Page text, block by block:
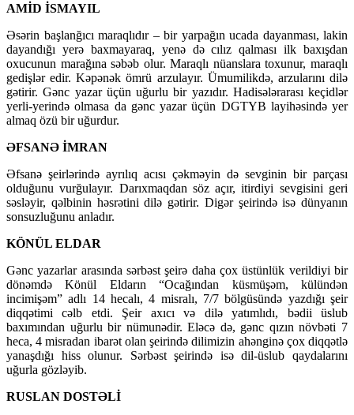
AMİD İSMAYIL
Əsərin başlanğıcı maraqlıdır – bir yarpağın ucada dayanması, lakin
dayandığı yerə baxmayaraq, yenə də cılız qalması ilk baxışdan
oxucunun marağına səbəb olur. Maraqlı nüanslara toxunur, maraqlı
gedişlər edir. Kəpənək ömrü arzulayır. Ümumilikdə, arzularını dilə
gətirir. Gənc yazar üçün uğurlu bir yazıdır. Hadisələrarası keçidlər
yerli-yerində olmasa da gənc yazar üçün DGTYB layihəsində yer
almaq özü bir uğurdur.
ƏFSANƏ İMRAN
Əfsanə şeirlərində ayrılıq acısı çəkməyin də sevginin bir parçası
olduğunu vurğulayır. Darıxmaqdan söz açır, itirdiyi sevgisini geri
səsləyir, qəlbinin həsrətini dilə gətirir. Digər şeirində isə dünyanın
sonsuzluğunu anladır.
KÖNÜL ELDAR
Gənc yazarlar arasında sərbəst şeirə daha çox üstünlük verildiyi bir
dönəmdə Könül Eldarın “Ocağından küsmüşəm, külündən
incimişəm” adlı 14 hecalı, 4 misralı, 7/7 bölgüsündə yazdığı şeir
diqqətimi cəlb etdi. Şeir axıcı və dilə yatımlıdı, bədii üslub
baxımından uğurlu bir nümunədir. Eləcə də, gənc qızın növbəti 7
heca, 4 misradan ibarət olan şeirində dilimizin ahənginə çox diqqətlə
yanaşdığı hiss olunur. Sərbəst şeirində isə dil-üslub qaydalarını
uğurla gözləyib.
RUSLAN DOSTƏLİ